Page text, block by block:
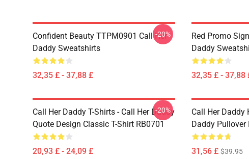
Confident Beauty TTPM0901 Call Her
Daddy Sweatshirts
32,35 £ - 37,88 £
-20%
Red Promo
Daddy
32,35 £ - 37,88
Call Her Daddy T-Shirts - Call Her Daddy
Quote Design Classic T-Shirt RB0701
20,93 £ - 24,09 £
-20%
Call Her Daddy
Daddy Pullover
31,56 £ $39.95